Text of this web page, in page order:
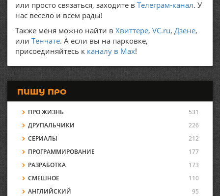
или просто связаться, заходите в Телеграм-канал. У
нас весело и всем рады!
Также меня можно найти в Хвиттере, VC.ru, Дзене,
или Тенчате. А если вы на парковке,
присоединяйтесь к каналу в Max!
ПИШУ ПРО
ПРО ЖИЗНЬ
531
ДРУПАЛЬЧИКИ
226
СЕРИАЛЫ
212
ПРОГРАММИРОВАНИЕ
177
РАЗРАБОТКА
173
СМЕШНОЕ
110
АНГЛИЙСКИЙ
95